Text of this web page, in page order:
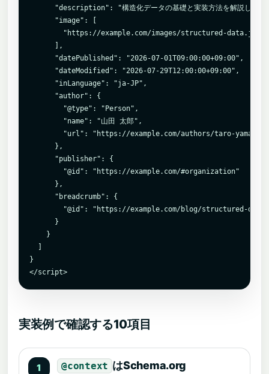
"description": "構造化データの基礎と実装方法を解説します
      "image": [
        "https://example.com/images/structured-data.jpg"
      ],
      "datePublished": "2026-07-01T09:00:00+09:00",
      "dateModified": "2026-07-29T12:00:00+09:00",
      "inLanguage": "ja-JP",
      "author": {
        "@type": "Person",
        "name": "山田 太郎",
        "url": "https://example.com/authors/taro-yamada/"
      },
      "publisher": {
        "@id": "https://example.com/#organization"
      },
      "breadcrumb": {
"@id": "https://example.com/blog/structured-
      }
    }
  ]
}
</script>
実装例で確認する10項目
1 @context はSchema.org